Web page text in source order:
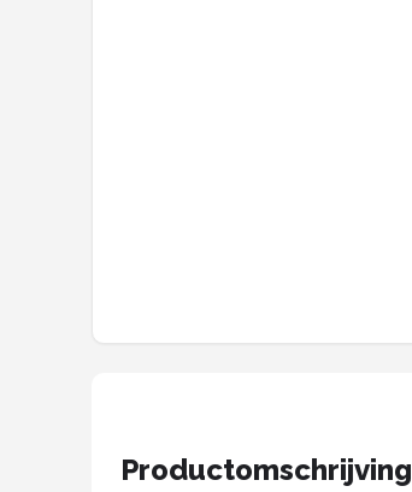
Productomschrijving